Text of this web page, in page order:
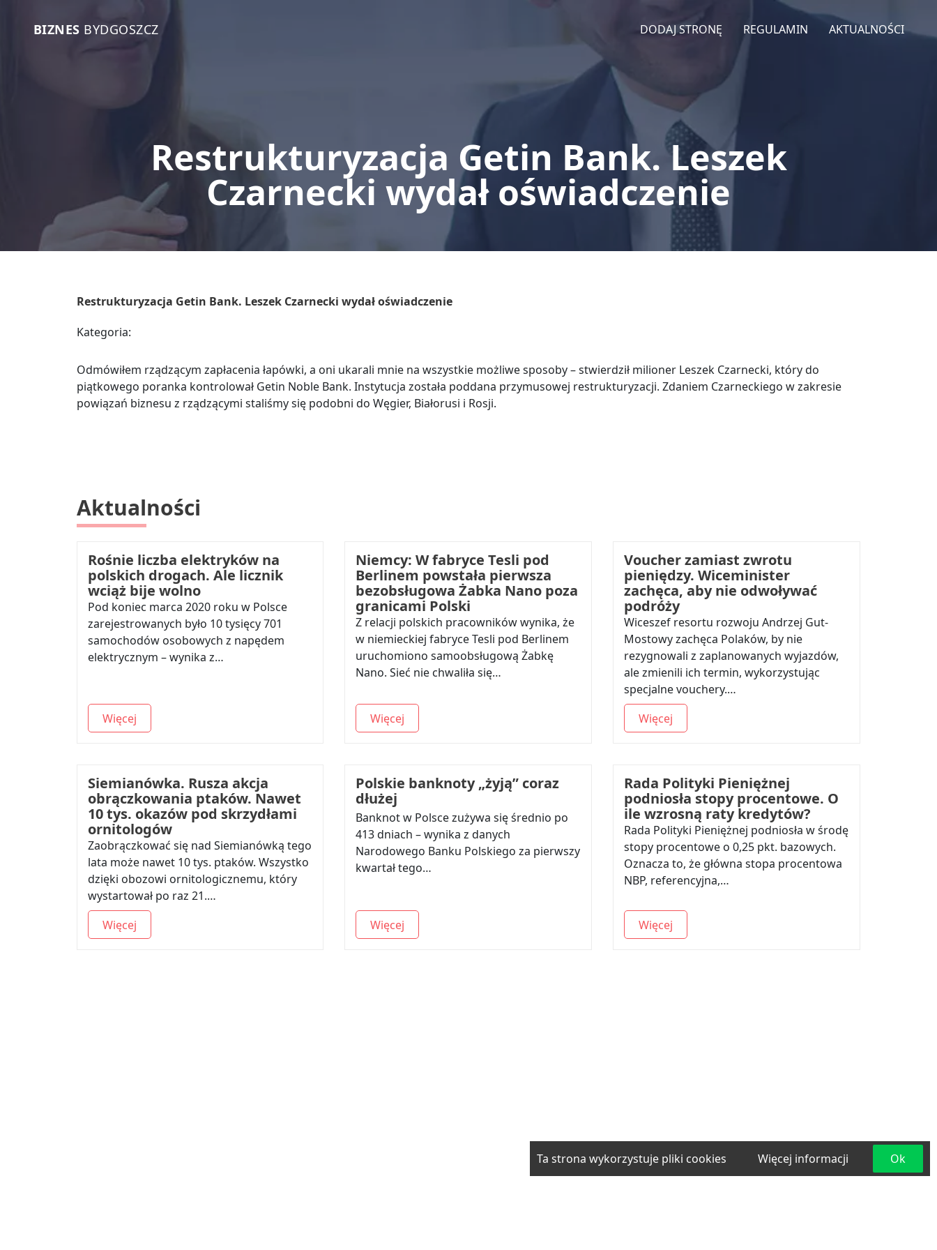
BIZNES BYDGOSZCZ DODAJ STRONĘ REGULAMIN AKTUALNOŚCI
Restrukturyzacja Getin Bank. Leszek
Czarnecki wydał oświadczenie
Restrukturyzacja Getin Bank. Leszek Czarnecki wydał oświadczenie
Kategoria:
Odmówiłem rządzącym zapłacenia łapówki, a oni ukarali mnie na wszystkie możliwe sposoby – stwierdził milioner Leszek Czarnecki, który do
piątkowego poranka kontrolował Getin Noble Bank. Instytucja została poddana przymusowej restrukturyzacji. Zdaniem Czarneckiego w zakresie
powiązań biznesu z rządzącymi staliśmy się podobni do Węgier, Białorusi i Rosji.
Aktualności
Rośnie liczba elektryków na
polskich drogach. Ale licznik
wciąż bije wolno
Pod koniec marca 2020 roku w Polsce
zarejestrowanych było 10 tysięcy 701
samochodów osobowych z napędem
elektrycznym – wynika z…
Więcej
Niemcy: W fabryce Tesli pod
Berlinem powstała pierwsza
bezobsługowa Żabka Nano poza
granicami Polski
Z relacji polskich pracowników wynika, że
w niemieckiej fabryce Tesli pod Berlinem
uruchomiono samoobsługową Żabkę
Nano. Sieć nie chwaliła się…
Więcej
Voucher zamiast zwrotu
pieniędzy. Wiceminister
zachęca, aby nie odwoływać
podróży
Wiceszef resortu rozwoju Andrzej Gut-
Mostowy zachęca Polaków, by nie
rezygnowali z zaplanowanych wyjazdów,
ale zmienili ich termin, wykorzystując
specjalne vouchery.…
Więcej
Siemianówka. Rusza akcja
obrączkowania ptaków. Nawet
10 tys. okazów pod skrzydłami
ornitologów
Zaobrączkować się nad Siemianówką tego
lata może nawet 10 tys. ptaków. Wszystko
dzięki obozowi ornitologicznemu, który
wystartował po raz 21.…
Więcej
Polskie banknoty „żyją” coraz
dłużej
Banknot w Polsce zużywa się średnio po
413 dniach – wynika z danych
Narodowego Banku Polskiego za pierwszy
kwartał tego…
Więcej
Rada Polityki Pieniężnej
podniosła stopy procentowe. O
ile wzrosną raty kredytów?
Rada Polityki Pieniężnej podniosła w środę
stopy procentowe o 0,25 pkt. bazowych.
Oznacza to, że główna stopa procentowa
NBP, referencyjna,…
Więcej
Ta strona wykorzystuje pliki cookies Więcej informacji Ok